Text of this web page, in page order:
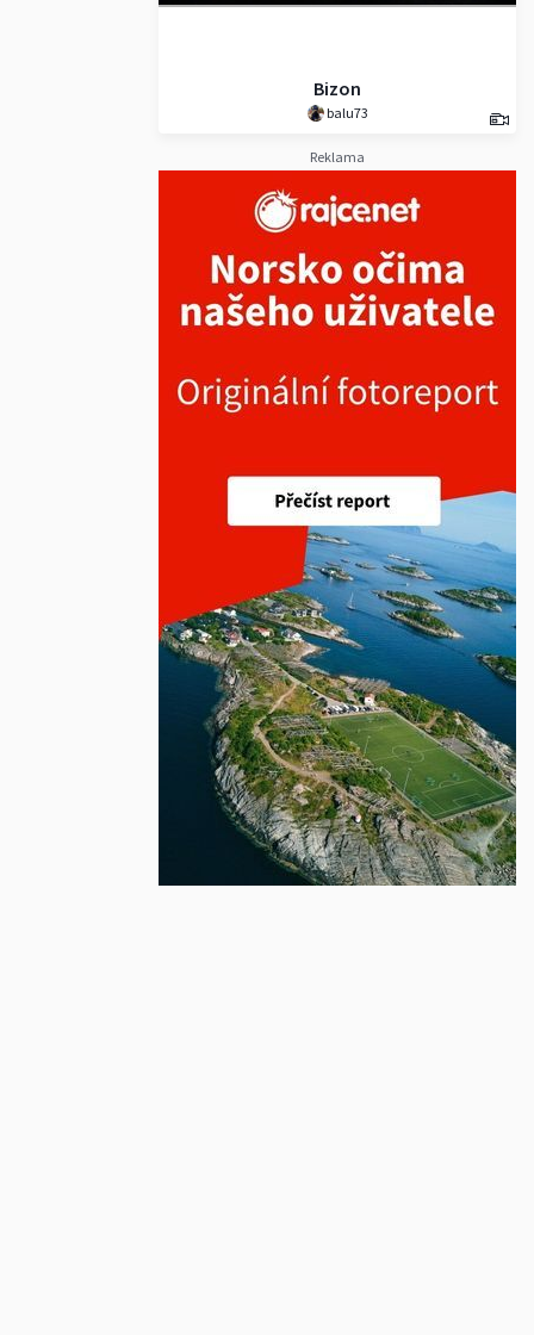
Bizon
balu73
Reklama